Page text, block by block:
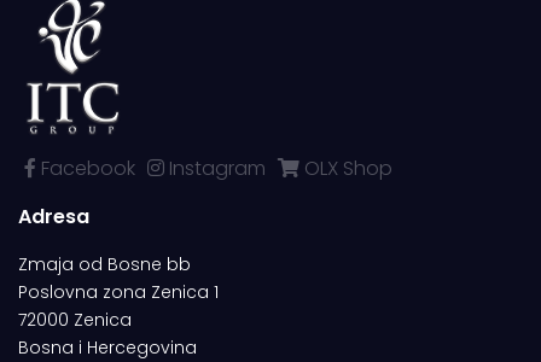
Facebook Instagram
OLX Shop
Adresa
Zmaja od Bosne bb
Poslovna zona Zenica 1
72000 Zenica
Bosna i Hercegovina